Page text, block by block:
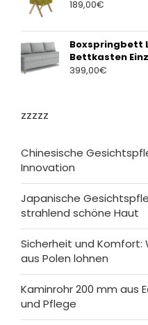
189,00€
Boxspringbett
Bettkasten
399,00€
zzzzz
Chinesische
Innovation
Japanische
strahlend schöne Haut
Sicherheit und Komfort:
aus Polen lohnen
Kaminrohr 200 mm aus
und Pflege